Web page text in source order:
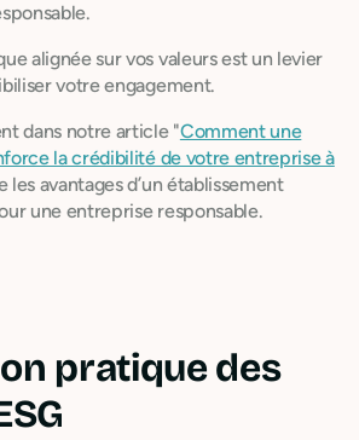
alignée sur vos valeurs est un levier
votre engagement.
dans notre article "Comment une
la crédibilité de votre entreprise à
les avantages d’un établissement
une entreprise responsable.
pratique des